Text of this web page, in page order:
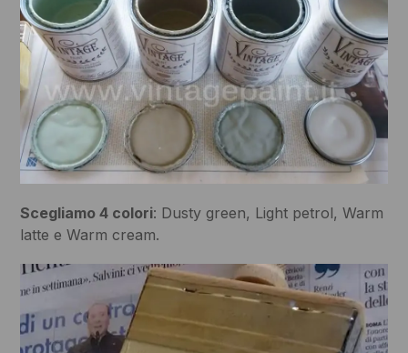
Scegliamo 4 colori: Dusty green, Light petrol, Warm
latte e Warm cream.